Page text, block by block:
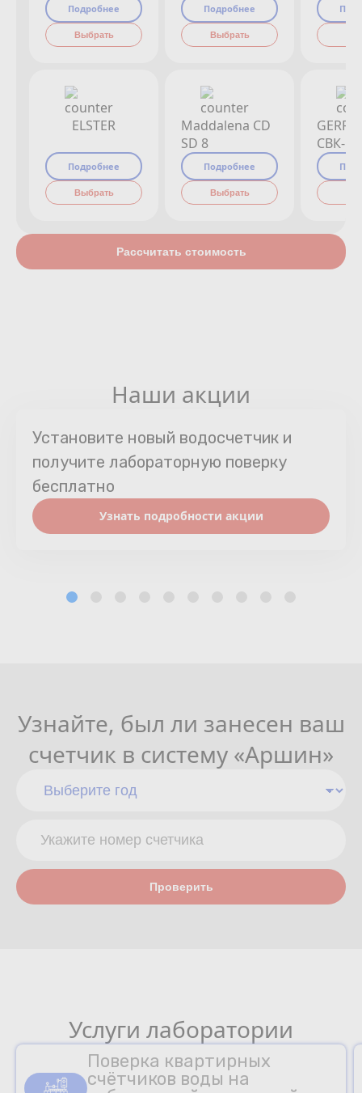
Подробнее
Выбрать
ELSTER
Подробнее
Выбрать
Подробнее
Выбрать
Maddalena CD
SD 8
Подробнее
Выбрать
СВК-
Рассчитать стоимость
Наши акции
Установите новый водосчетчик и
получите лабораторную поверку
бесплатно
Узнать подробности акции
Узнайте, был ли занесен ваш
счетчик в систему «Аршин»
Проверить
Услуги лаборатории
Поверка квартирных
счётчиков воды на